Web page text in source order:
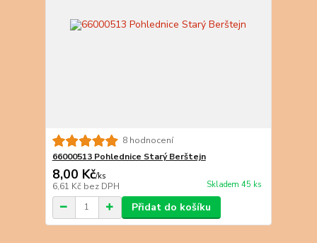
8 hodnocení
66000513 Pohlednice Starý Berštejn
8,00 Kč/ks
6,61 Kč bez DPH Skladem 45 ks
Přidat do košíku